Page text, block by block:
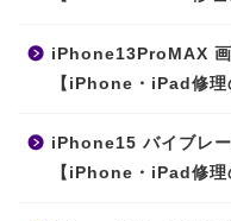
iPhone13ProMAX 画
【iPhone・iPad修理
iPhone15 バイブレー
【iPhone・iPad修理